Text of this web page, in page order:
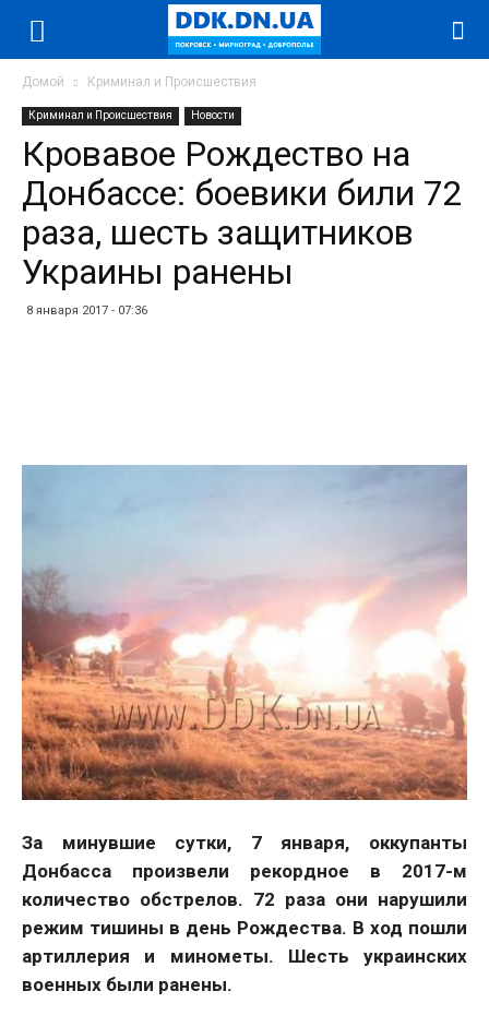
Домой Криминал и Происшествия
Криминал и Происшествия Новости
Кровавое Рождество на
Донбассе: боевики били 72
раза, шесть защитников
Украины ранены
8 января 2017 - 07:36
За минувшие сутки, 7 января, оккупанты
Донбасса произвели рекордное в 2017-м
количество обстрелов. 72 раза они нарушили
режим тишины в день Рождества. В ход пошли
артиллерия и минометы. Шесть украинских
военных были ранены.